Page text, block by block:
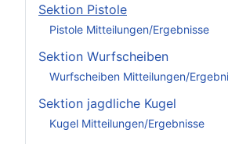
Sektion Pistole
Pistole Mitteilungen/Ergebnisse
Sektion Wurfscheiben
Wurfscheiben Mitteilungen/
Sektion jagdliche Kugel
Kugel Mitteilungen/Ergebnisse